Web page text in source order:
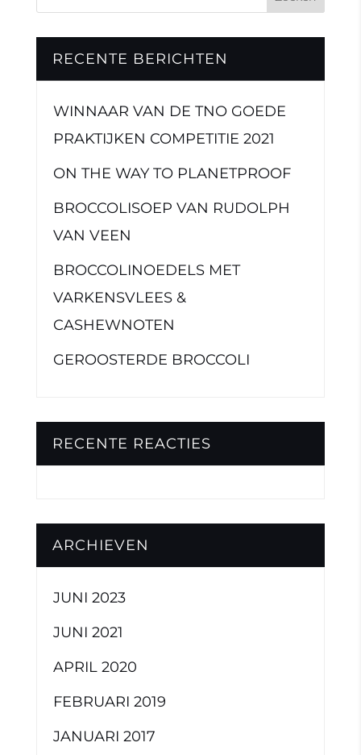
RECENTE BERICHTEN
WINNAAR VAN DE TNO GOEDE
PRAKTIJKEN COMPETITIE 2021
ON THE WAY TO PLANETPROOF
BROCCOLISOEP VAN RUDOLPH
VAN VEEN
BROCCOLINOEDELS MET
VARKENSVLEES &
CASHEWNOTEN
GEROOSTERDE BROCCOLI
RECENTE REACTIES
ARCHIEVEN
JUNI 2023
JUNI 2021
APRIL 2020
FEBRUARI 2019
JANUARI 2017